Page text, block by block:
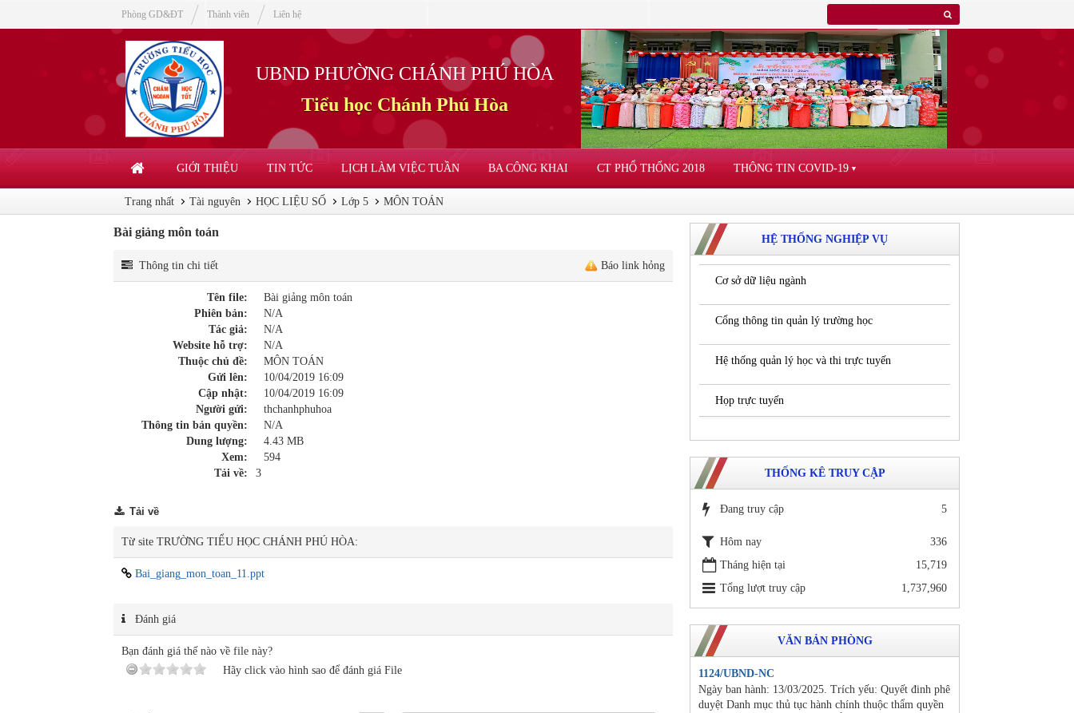
UBND PHƯỜNG CHÁNH PHÚ HÒA
Tiểu học Chánh Phú Hòa
GIỚI THIỆU TIN TỨC LỊCH LÀM VIỆC TUẦN BA CÔNG KHAI CT PHỔ THỐNG 2018 THÔNG TIN COVID-19 ▼
Phòng GD&ĐT Thành viên Liên hệ
Trang nhất Tài nguyên HỌC LIỆU SỐ Lớp 5 MÔN TOÁN
Bài giảng môn toán
Báo link hỏng
Thông tin chi tiết
Tên file:
Bài giảng môn toán
Phiên bản:
N/A
Tác giả:
N/A
Website hỗ trợ:
N/A
Thuộc chủ đề:
MÔN TOÁN
Gửi lên:
10/04/2019 16:09
Cập nhật:
10/04/2019 16:09
Người gửi:
thchanhphuhoa
Thông tin bản quyền:
N/A
Dung lượng:
4.43 MB
Xem:
594
Tải về:
3
Tải về
Từ site TRƯỜNG TIỂU HỌC CHÁNH PHÚ HÒA:
Bai_giang_mon_toan_11.ppt
Đánh giá
Bạn đánh giá thế nào về file này?
Hãy click vào hình sao để đánh giá File
HỆ THỐNG NGHIỆP VỤ
Cơ sở dữ liệu ngành
Cổng thông tin quản lý trường học
Hệ thống quản lý học và thi trực tuyến
Họp trực tuyến
THỐNG KÊ TRUY CẬP
Đang truy cập 5
Hôm nay
336
Tháng hiện tại
15,719
Tổng lượt truy cập
1,737,960
VĂN BẢN PHÒNG
1124/UBND-NC
Ngày ban hành: 13/03/2025. Trích yếu: Quyết đinh phê
duyệt Danh mục thủ tục hành chính thuộc thẩm quyền